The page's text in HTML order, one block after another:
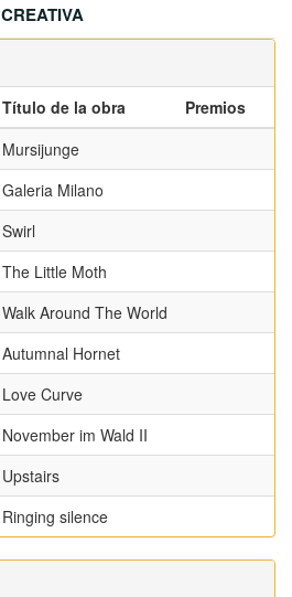
CREATIVA
Título de la obra
Premios
Mursijunge
Galeria Milano
Swirl
The Little Moth
Walk Around The World
Autumnal Hornet
Love Curve
November im Wald II
Upstairs
Ringing silence